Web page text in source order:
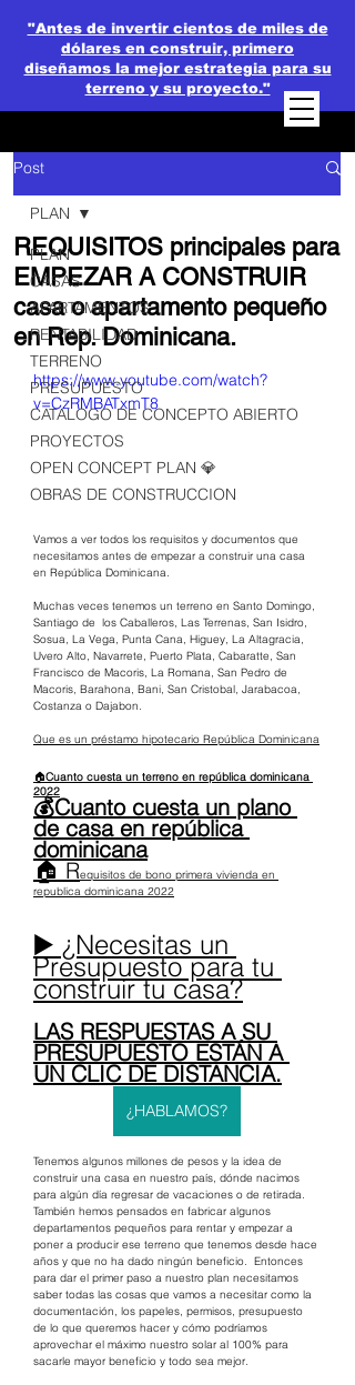
"Antes de invertir cientos de miles de
dólares en construir, primero
diseñamos la mejor estrategia para su
terreno y su proyecto."
Post
PLAN
CASAS
APARTAMENTOS
RENTABILIDAD
TERRENO
PRESUPUESTO
CATALOGO DE CONCEPTO ABIERTO
PROYECTOS
OPEN CONCEPT PLAN 💎
OBRAS DE CONSTRUCCION
PLAN
REQUISITOS principales para
EMPEZAR A CONSTRUIR
casa o apartamento pequeño
en Rep. Dominicana.
https://www.youtube.com/watch?
v=CzRMBATxmT8
Vamos a ver todos los requisitos y documentos que
necesitamos antes de empezar a construir una casa
en República Dominicana.
Muchas veces tenemos un terreno en Santo Domingo,
Santiago de  los Caballeros, Las Terrenas, San Isidro,
Sosua, La Vega, Punta Cana, Higuey, La Altagracia,
Uvero Alto, Navarrete, Puerto Plata, Cabaratte, San
Francisco de Macoris, La Romana, San Pedro de
Macoris, Barahona, Bani, San Cristobal, Jarabacoa,
Costanza o Dajabon.
Que es un préstamo hipotecario República Dominicana
🏠Cuanto cuesta un terreno en república dominicana
2022
💰Cuanto cuesta un plano
de casa en república
dominicana
🏠 Requisitos de bono primera vivienda en
republica dominicana 2022
▶️ ¿Necesitas un
Presupuesto para tu
construir tu casa?
LAS RESPUESTAS A SU
PRESUPUESTO ESTÁN A
UN CLIC DE DISTANCIA.
¿HABLAMOS?
Tenemos algunos millones de pesos y la idea de
construir una casa en nuestro país, dónde nacimos
para algún día regresar de vacaciones o de retirada.
También hemos pensados en fabricar algunos
departamentos pequeños para rentar y empezar a
poner a producir ese terreno que tenemos desde hace
años y que no ha dado ningún beneficio.  Entonces
para dar el primer paso a nuestro plan necesitamos
saber todas las cosas que vamos a necesitar como la
documentación, los papeles, permisos, presupuesto
de lo que queremos hacer y cómo podríamos
aprovechar el máximo nuestro solar al 100% para
sacarle mayor beneficio y todo sea mejor.